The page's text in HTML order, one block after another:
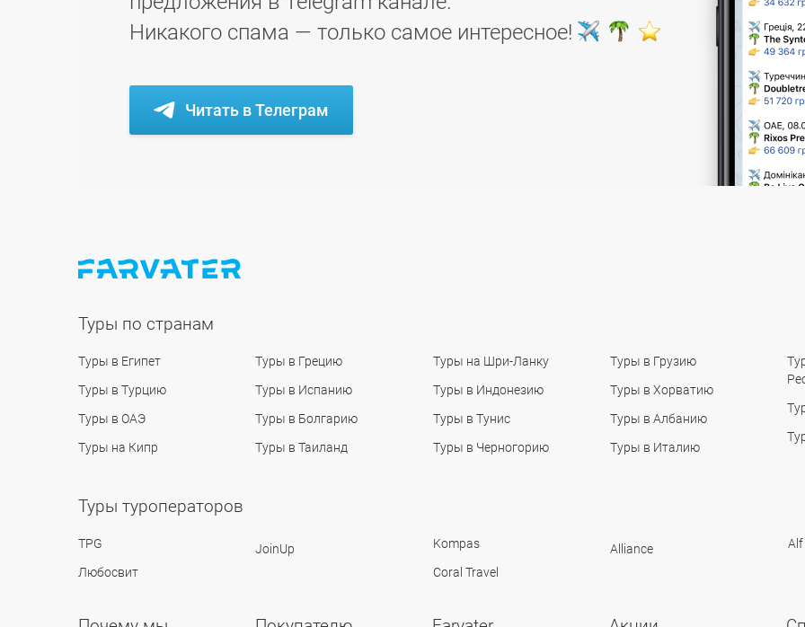
Никакого спама — только самое интересное!
Читать в Телеграм
Туры по странам
Туры в Египет
Туры в Турцию
Туры в ОАЭ
Туры на Кипр
Туры в Грецию
Туры в Испанию
Туры в Болгарию
Туры в Таиланд
Туры на Шри-Ланку
Туры в Индонезию
Туры в Тунис
Туры в Черногорию
Туры в Грузию
Туры в Хорватию
Туры в Албанию
Туры в Италию
Туры туроператоров
TPG
Любосвит
JoinUp
Kompas
Coral Travel
Alliance Alf